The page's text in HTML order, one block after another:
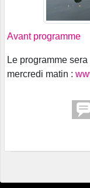
Avant programme
Le programme
mercredi matin :